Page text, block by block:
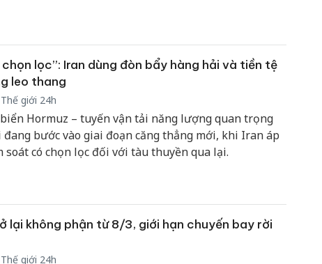
chọn lọc”: Iran dùng đòn bẩy hàng hải và tiền tệ
leo thang
Thế giới 24h
Hormuz – tuyến vận tải năng lượng quan trọng
bước vào giai đoạn căng thẳng mới, khi Iran áp
soát có chọn lọc đối với tàu thuyền qua lại.
lại không phận từ 8/3, giới hạn chuyến bay rời
Thế giới 24h